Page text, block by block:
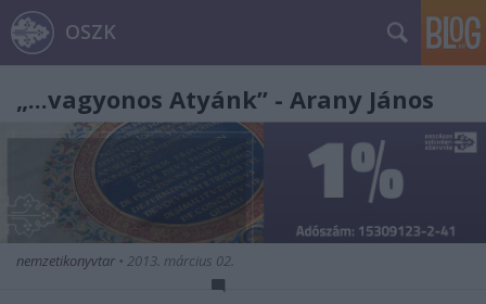
OSZK
„...vagyonos Atyánk” - Arany János
nemzetikonyvtar • 2013. március 02.